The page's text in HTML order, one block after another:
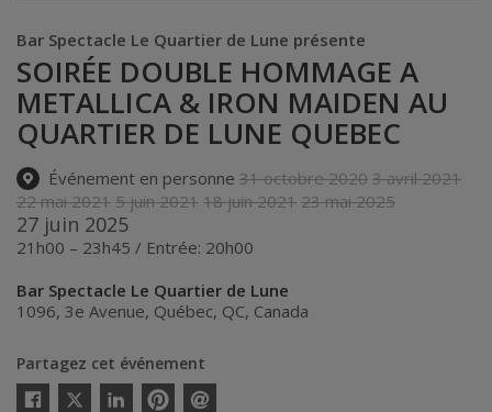
Bar Spectacle Le Quartier de Lune présente
SOIRÉE DOUBLE HOMMAGE A
METALLICA & IRON MAIDEN AU
QUARTIER DE LUNE QUEBEC
Événement en personne 31 octobre 2020 3 avril 2021
22 mai 2021 5 juin 2021 18 juin 2021 23 mai 2025
27 juin 2025
21h00 – 23h45 / Entrée: 20h00
Bar Spectacle Le Quartier de Lune
1096, 3e Avenue, Québec, QC, Canada
Partagez cet événement
Twitter